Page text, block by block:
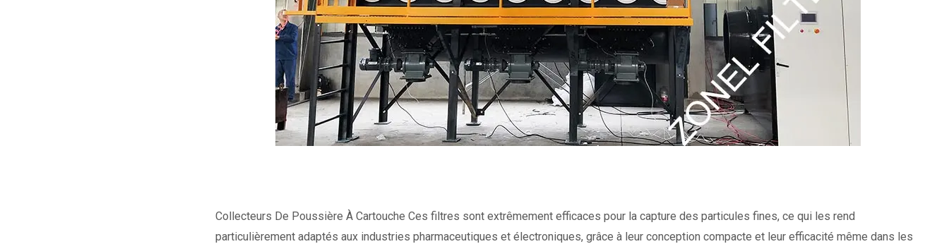
Collecteurs De Poussière À Cartouche Ces filtres sont extrêmement efficaces pour la capture des particules fines, ce qui les rend
particulièrement adaptés aux industries pharmaceutiques et électroniques, grâce à leur conception compacte et leur efficacité même dans les